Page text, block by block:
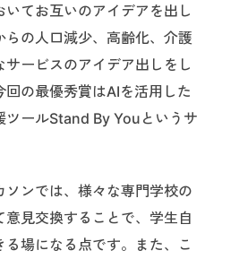
いてお互いのアイデアを出し
らの人口減少、高齢化、介護
ービスのアイデア出しをし
回の最優秀賞はAIを活用した
ツールStand By Youというサ
ソンでは、様々な専門学校の
意見交換することで、学生自
場になる点です。また、こ